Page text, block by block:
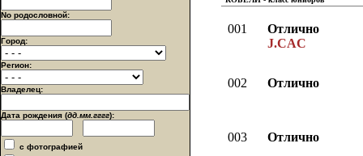
No родословной:
Город:
Регион:
Владелец:
Дата рождения (дд.мм.гггг):
с фотографией
001
Отлично
J.CAC
002 Отлично
003 Отлично